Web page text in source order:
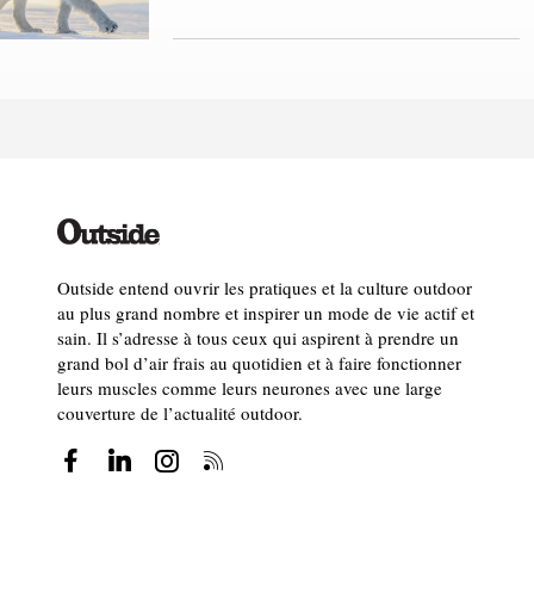
Outside entend ouvrir les pratiques et la culture outdoor
au plus grand nombre et inspirer un mode de vie actif et
sain. Il s’adresse à tous ceux qui aspirent à prendre un
grand bol d’air frais au quotidien et à faire fonctionner
leurs muscles comme leurs neurones avec une large
couverture de l’actualité outdoor.